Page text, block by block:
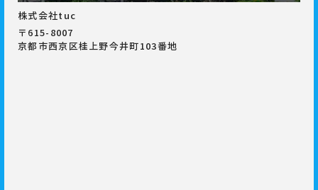
株式会社tuc
〒615-8007
京都市西京区桂上野今井町103番地